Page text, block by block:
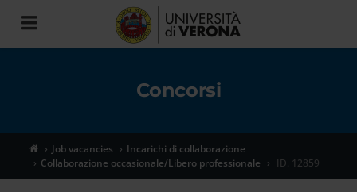
Toggle
navigation
Concorsi
Job vacancies
Incarichi di collaborazione
Collaborazione occasionale/Libero professionale
ID. 12859